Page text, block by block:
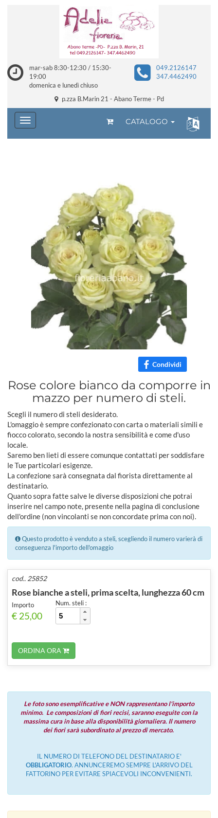
mar-sab 8:30-12:30 / 15:30-
19:00
domenica e lunedì chiuso
049.2126147
347.4462490
p.zza B.Marin 21 - Abano Terme - Pd
CATALOGO
Condividi
Rose colore bianco da comporre in
mazzo per numero di steli.
Scegli il numero di steli desiderato.
L'omaggio è sempre confezionato con carta o materiali simili e
fiocco colorato, secondo la nostra sensibilità e come d'uso
locale.
Saremo ben lieti di essere comunque contattati per soddisfare
le Tue particolari esigenze.
La confezione sarà consegnata dal fiorista direttamente al
destinatario.
Quanto sopra fatte salve le diverse disposizioni che potrai
inserire nel campo note, presente nella pagina di conclusione
dell'ordine (non vincolanti se non concordate prima con noi).
Questo prodotto è venduto a steli, scegliendo il numero varierà di
conseguenza l'importo dell'omaggio
cod.. 25852
Rose bianche a steli, prima scelta, lunghezza 60 cm
Importo
€ 25,00
Num. steli :
ORDINA ORA
Le foto sono esemplificative e NON rappresentano l'importo
minimo. Le composizioni di fiori recisi, saranno eseguite con la
massima cura in base alla disponibilità giornaliera. Il numero
dei fiori sarà subordinato al prezzo di mercato.
IL NUMERO DI TELEFONO DEL DESTINATARIO E'
OBBLIGATORIO. ANNUNCEREMO SEMPRE L'ARRIVO DEL
FATTORINO PER EVITARE SPIACEVOLI INCONVENIENTI.